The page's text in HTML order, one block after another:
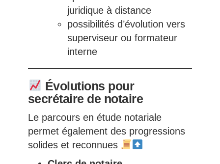
juridique à distance
possibilités d’évolution vers
superviseur ou formateur
interne
Évolutions pour
secrétaire de notaire
Le parcours en étude notariale
permet également des progressions
solides et reconnues